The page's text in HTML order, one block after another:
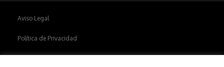
Aviso Legal
Política de Privacidad